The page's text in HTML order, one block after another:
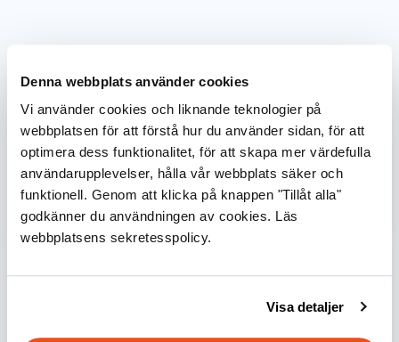
Denna webbplats använder cookies
Vi använder cookies och liknande teknologier på
webbplatsen för att förstå hur du använder sidan, för att
optimera dess funktionalitet, för att skapa mer värdefulla
användarupplevelser, hålla vår webbplats säker och
funktionell. Genom att klicka på knappen "Tillåt alla"
godkänner du användningen av cookies. Läs
webbplatsens sekretesspolicy.
Visa detaljer
Infoblänkare
vad är de och var kommer de ifrån?